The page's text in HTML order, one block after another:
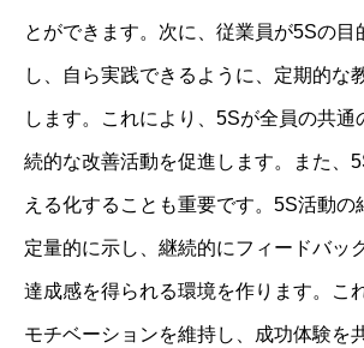
とができます。次に、従業員が5Sの目
し、自ら実践できるように、定期的な
します。これにより、5Sが全員の共通
続的な改善活動を促進します。また、
える化することも重要です。5S活動の
定量的に示し、継続的にフィードバッ
達成感を得られる環境を作ります。こ
モチベーションを維持し、成功体験を